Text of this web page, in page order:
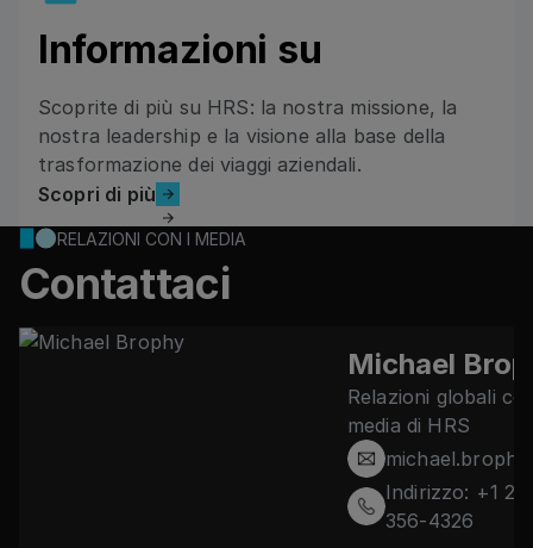
Informazioni su
Scoprite di più su HRS: la nostra missione, la
nostra leadership e la visione alla base della
trasformazione dei viaggi aziendali.
Scopri di più
Scopri di più
Scopri di più
RELAZIONI CON I MEDIA
Contattaci
Michael
Relazioni globali
media di HRS
Indirizzo: +1
356-4326
Indirizzo: +1 214-